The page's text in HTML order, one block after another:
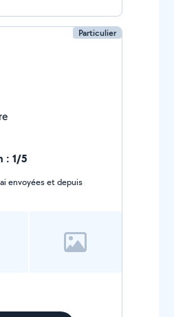
Particulier
: 1/5
envoyées et depuis